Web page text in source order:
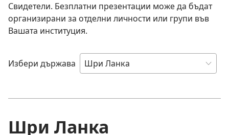
Свидетели. Безплатни презентации може да бъдат
организирани за отделни личности или групи във
Вашата институция.
Избери държава
Шри Ланка